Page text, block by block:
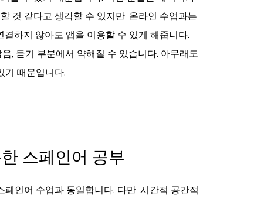
것 같다고 생각할 수 있지만, 온라인 수업과는
하지 않아도 앱을 이용할 수 있게 해줍니다.
, 듣기 부분에서 약해질 수 있습니다. 아무래도
기 때문입니다.
스페인어 공부
인어 수업과 동일합니다. 다만, 시간적 공간적